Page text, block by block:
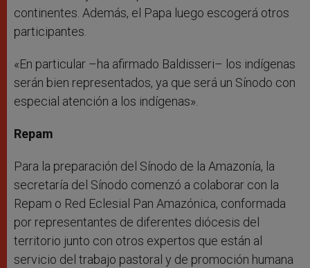
continentes. Además, el Papa luego escogerá otros
participantes.
«En particular –ha afirmado Baldisseri– los indígenas
serán bien representados, ya que será un Sínodo con
especial atención a los indígenas».
Repam
Para la preparación del Sínodo de la Amazonía, la
secretaría del Sínodo comenzó a colaborar con la
Repam o Red Eclesial Pan Amazónica, conformada
por representantes de diferentes diócesis del
territorio junto con otros expertos que están al
servicio del trabajo pastoral y de promoción humana